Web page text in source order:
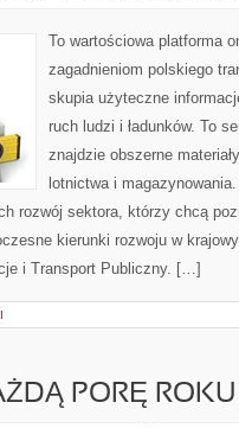
To wartościowa platforma
zagadnieniom polskiego
skupia użyteczne
ruch ludzi i ładunków. To
znajdzie obszerne
lotnictwa i
rozwój sektora, którzy chcą
kierunki rozwoju w
i Transport Publiczny. […]
PORĘ ROKU